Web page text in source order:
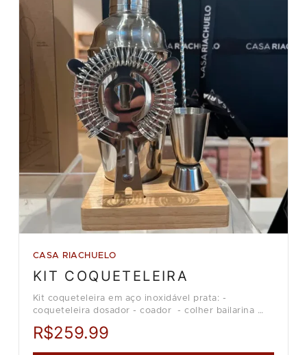
CASA RIACHUELO
KIT COQUETELEIRA
Kit coqueteleira em aço inoxidável prata: -
coqueteleira dosador - coador - colher bailarina
Loja Casa Riachuelo.
R$259.99